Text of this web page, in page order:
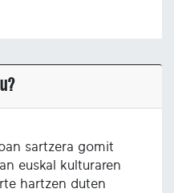
sartzera gomit
euskal kulturaren
hartzen duten